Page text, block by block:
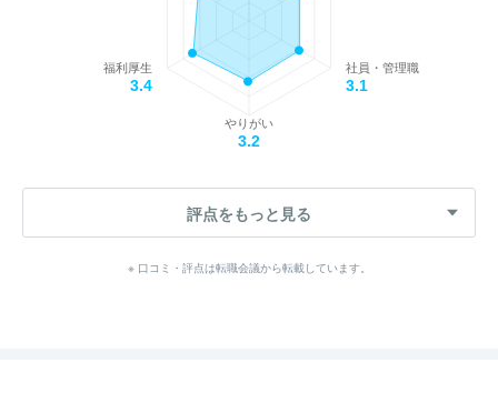
社員・管理職
3.1
やりがい
3.2
福利厚生
3.4
評点をもっと見る
※ 口コミ・評点は転職会議から転載しています。